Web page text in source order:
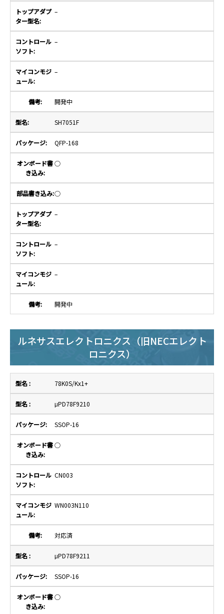
–
–
–
開発中
SH7051F
QFP-168
○
○
–
–
–
開発中
ルネサスエレクトロニクス（旧NECエレクト
ロニクス）
78K0S/Kx1+
μPD78F9210
SSOP-16
○
CN003
WN003N110
対応済
μPD78F9211
SSOP-16
○